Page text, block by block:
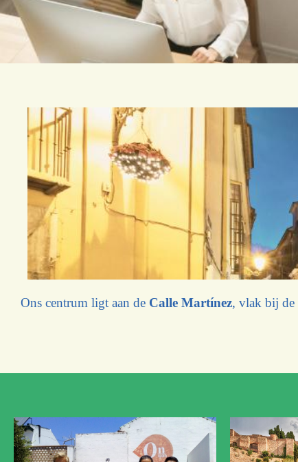
Ons centrum ligt aan de Calle Martínez, vlak bij de